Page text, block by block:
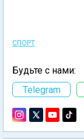
СПОРТ
Будьте с нами:
Telegram